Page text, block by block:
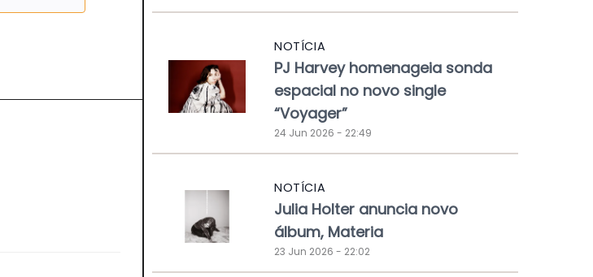
NOTÍCIA
PJ Harvey homenageia sonda
espacial no novo single
“Voyager”
24 Jun 2026 - 22:49
NOTÍCIA
Julia Holter anuncia novo
álbum, Materia
23 Jun 2026 - 22:02